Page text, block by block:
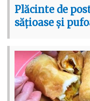
Plăcinte de
sățioase și